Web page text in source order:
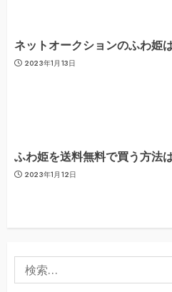
ネットオークションのふわ姫
2023年1月13日
ふわ姫を送料無料で買う方法
2023年1月12日
索: